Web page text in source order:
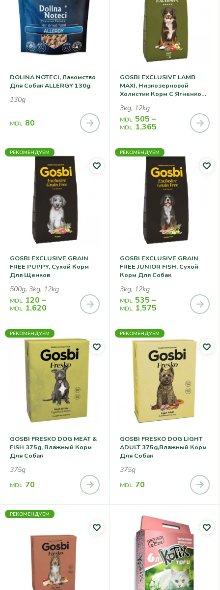
DOLINA NOTECI, Лакомство
Для Собак ALLERGY 130g
130g
MDL 80
GOSBI EXCLUSIVE LAMB
MAXI, Низкозерновой
Холистик Корм С Ягненком
Крупных Пород
3kg, 12kg
MDL 505 –
MDL 1,365
РЕКОМЕНДУЕМ
GOSBI EXCLUSIVE GRAIN
FREE PUPPY, Сухой Корм
Для Щенков
500g, 3kg, 12kg
MDL 120 –
MDL 1,620
РЕКОМЕНДУЕМ
GOSBI EXCLUSIVE GRAIN
FREE JUNIOR FISH, Сухой
Корм Для Собак
3kg, 12kg
MDL 535 –
MDL 1,575
РЕКОМЕНДУЕМ
GOSBI FRESKO DOG MEAT &
FISH 375g, Влажный Корм
Для Собак
375g
MDL 70
РЕКОМЕНДУЕМ
GOSBI FRESKO DOG LIGHT
ADULT 375g,влажный Корм
Для Собак
375g
MDL 70
РЕКОМЕНДУЕМ